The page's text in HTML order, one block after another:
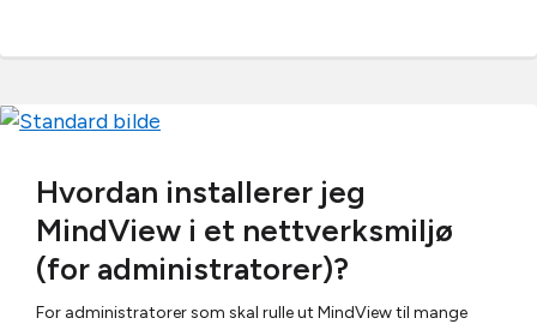
Hvordan installerer jeg
MindView i et nettverksmiljø
(for administratorer)?
For administratorer som skal rulle ut MindView til mange